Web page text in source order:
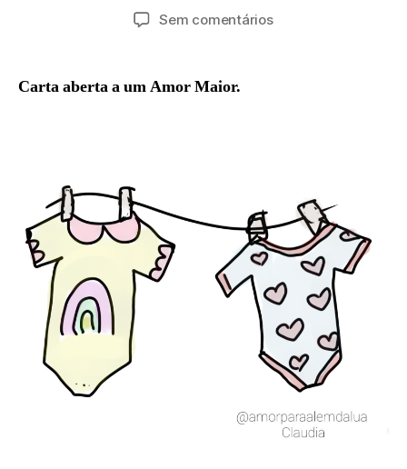
Autor
d
Data
,
2
Sem comentáriosem
Carta aberta a um Amor Maior.